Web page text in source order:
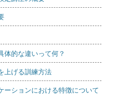
体的な違いって何？
上げる訓練方法
ーションにおける特徴について